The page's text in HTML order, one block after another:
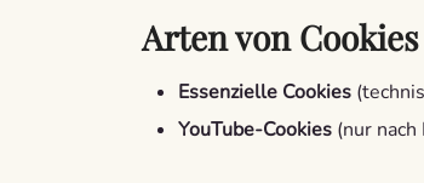
Arten von Cookies
Essenzielle Cookies
YouTube-Cookies (nur